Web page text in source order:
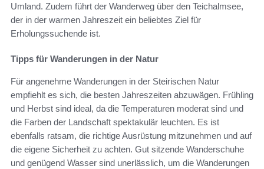
Umland. Zudem führt der Wanderweg über den Teichalmsee,
der in der warmen Jahreszeit ein beliebtes Ziel für
Erholungssuchende ist.
Tipps für Wanderungen in der Natur
Für angenehme Wanderungen in der Steirischen Natur
empfiehlt es sich, die besten Jahreszeiten abzuwägen. Frühling
und Herbst sind ideal, da die Temperaturen moderat sind und
die Farben der Landschaft spektakulär leuchten. Es ist
ebenfalls ratsam, die richtige Ausrüstung mitzunehmen und auf
die eigene Sicherheit zu achten. Gut sitzende Wanderschuhe
und genügend Wasser sind unerlässlich, um die Wanderungen